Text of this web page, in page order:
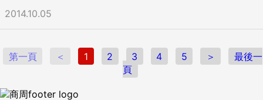
2014.10.05
第一頁 ＜ 1 2 3 4 5 ＞
最後一
頁